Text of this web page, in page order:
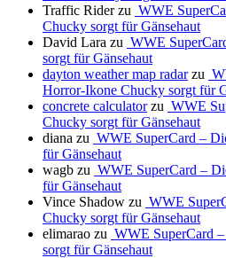
Traffic Riderzu WWE
Chucky sorgt für Gänsehaut
David Lara zu WWE
sorgt für Gänsehaut
dayton weather map radarzu
Horror-Ikone Chucky sorgt für
concrete calculatorzu WWE
Chucky sorgt für Gänsehaut
diana zu WWE SuperCard –
für Gänsehaut
wagb zu WWE SuperCard –
für Gänsehaut
Vince Shadow zu WWE
Chucky sorgt für Gänsehaut
elimarao zu WWE SuperCard
sorgt für Gänsehaut